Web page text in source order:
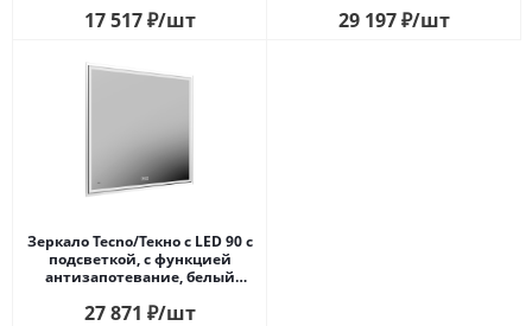
17 517₽/шт 29 197₽/шт
Зеркало Tecno/Текно c LED 90 с
подсветкой, с функцией
антизапотевание, белый
27 871 ₽/шт